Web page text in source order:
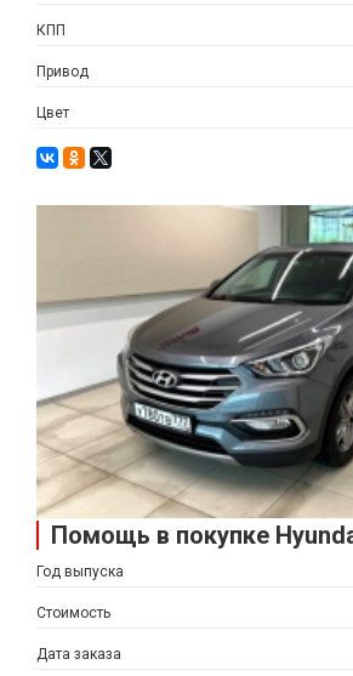
КПП
Привод
Цвет
Помощь в покупке
Год выпуска
Стоимость
Дата заказа